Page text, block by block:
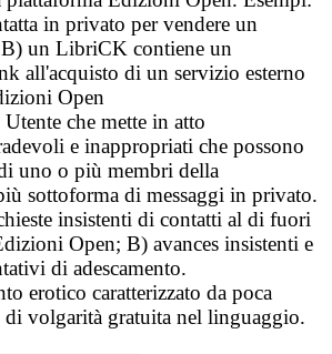
in privato per vendere un
un LibriCK contiene un
all'acquisto di un servizio esterno
Open
Utente che mette in atto
e inappropriati che possono
uno o più membri della
sottoforma di messaggi in privato.
insistenti di contatti al di fuori
Open; B) avances insistenti e
di adescamento.
erotico caratterizzato da poca
di volgarità gratuita nel linguaggio.